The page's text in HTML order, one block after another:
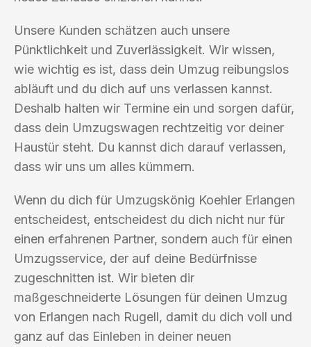
Unsere Kunden schätzen auch unsere
Pünktlichkeit und Zuverlässigkeit. Wir wissen,
wie wichtig es ist, dass dein Umzug reibungslos
abläuft und du dich auf uns verlassen kannst.
Deshalb halten wir Termine ein und sorgen dafür,
dass dein Umzugswagen rechtzeitig vor deiner
Haustür steht. Du kannst dich darauf verlassen,
dass wir uns um alles kümmern.
Wenn du dich für Umzugskönig Koehler Erlangen
entscheidest, entscheidest du dich nicht nur für
einen erfahrenen Partner, sondern auch für einen
Umzugsservice, der auf deine Bedürfnisse
zugeschnitten ist. Wir bieten dir
maßgeschneiderte Lösungen für deinen Umzug
von Erlangen nach Rugell, damit du dich voll und
ganz auf das Einleben in deiner neuen